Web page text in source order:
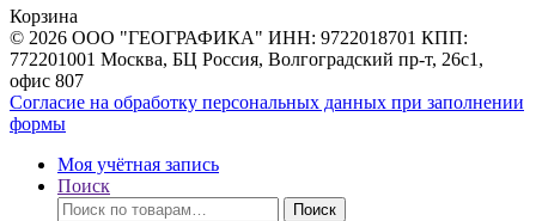
Корзина
© 2026 ООО "ГЕОГРАФИКА" ИНН: 9722018701 КПП:
772201001 Москва, БЦ Россия, Волгоградский пр-т, 26с1,
офис 807
Согласие на обработку персональных данных при заполнении
формы
Моя учётная запись
Поиск
Искать:
Поиск